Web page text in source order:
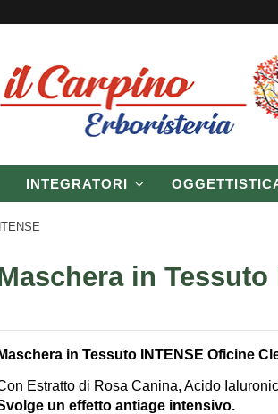
INTEGRATORI
in Tessuto
Maschera in Tessuto INTENSE Oficine
Estratto di Rosa Canina, Acido
un effetto antiage intensivo.